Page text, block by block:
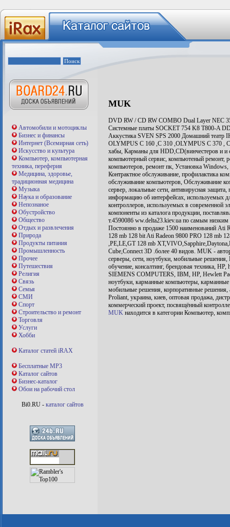
Автомобили и мотоциклы
Бизнес и финансы
Интернет (Всемирная сеть)
Искусство и культура
Компьютер, компьютерная
техника, переферия
Медицина, здоровье,
традиционная медицина
Музыка
Наука и образование
Непознаное
Обустройство
Общество
Отдых и развлечения
Природа
Продукты питания
Промышленность
Прочее
Путешествия
Религия
Связь
Семья
СМИ
Спорт
Строительство и ремонт
Торговля
Услуги
Хобби
Каталог статей iRAX
Бесплатные MP3
Каталог сайтов
Бизнес-каталог
Обои на рабочий стол
Bi0.RU - каталог сайтов
MUK
DVD RW / CD RW COMBO Dual Layer NEC
Системные платы SOCKET 754 K8 T800-A
Аккустика SVEN SPS 2000 Домашний
OLYMPUS C 160 ,C 310 ,OLYMPUS C 370 ,
хабы, Карманы для HDD,CD(винчестеров и
компьютерный сервис, компьютеный ремонт,
компьютеров, ремонт пк, Установка
Контрактное обслуживание, профилактика
обслуживание компьютеров, Обслуживание
сервер, локальные сети, антивирусная
информацию об интерфейсах, используемых
контроллеров, используемых в современной
компоненты из каталога продукции,
т.4590086 ww.delta23.kiev.ua по самым
Постоянно в продаже 1500 наименований Ati
128 mb 128 bit Ati Radeon 9800 PRO 128 mb
,PE,LE,GT 128 mb
Cube,Connect 3D .более 40 видов. MUK -
серверы, сети, ноутбуки, мобильные
обучение, консалтинг, брендовая техника,
SIEMENS COMPUTERS, IBM, HP, Hewlett
ноутбуки, карманные компьютеры,
мобильные решения, корпоративные
Proliant, украина, киев, оптовая продажа,
коммерческий проект, посвящённый
MUK находится в категории Компьютер,